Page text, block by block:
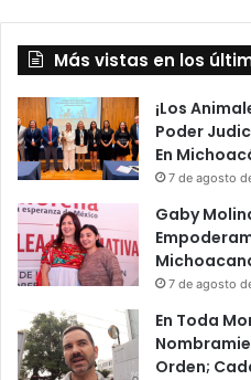
Más vistas en los
¡Los
Poder
En
7 de agosto
Gaby
7 de agosto
En Toda
Orden;